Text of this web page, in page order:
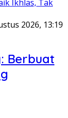
2026, 13:19
Berbuat